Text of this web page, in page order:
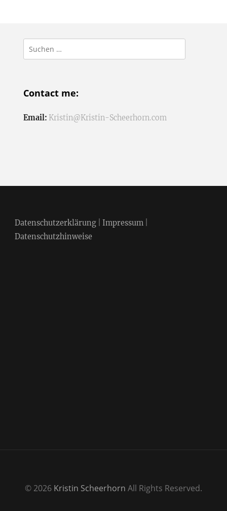
Suchen
nach:
Contact me:
Email: Kristin@Kristin-Scheerhorn.com
Datenschutzerklärung| Impressum|
Datenschutzhinweise
© 2026 Kristin Scheerhorn All Rights Reserved.